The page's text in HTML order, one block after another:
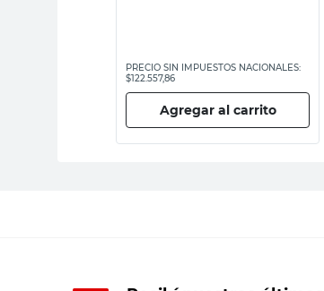
PRECIO SIN IMPUESTOS NACIONALES:
$122.557,86
Agregar al carrito